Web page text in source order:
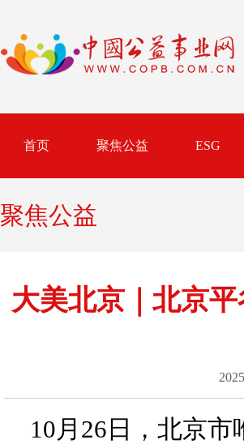
首页 聚焦公益 ESG
聚焦公益
大美北京｜北京
10月26日，北京